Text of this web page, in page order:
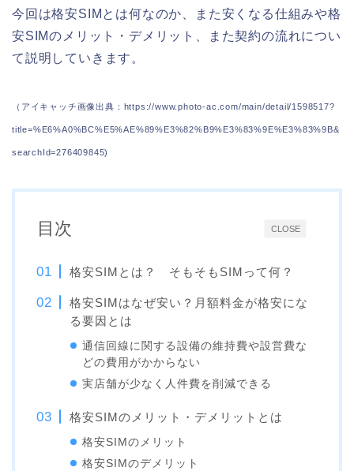
今回は格安SIMとは何なのか、また安くなる仕組みや格
安SIMのメリット・デメリット、また契約の流れについ
て説明していきます。
（アイキャッチ画像出典：https://www.photo-ac.com/main/detail/1598517?
title=%E6%A0%BC%E5%AE%89%E3%82%B9%E3%83%9E%E3%83%9B&
searchId=276409845)
CLOSE
目次
格安SIMとは？ そもそもSIMって何？
格安SIMはなぜ安い？月額料金が格安にな
る要因とは
通信回線に関する設備の維持費や設営費な
どの費用がかからない
実店舗が少なく人件費を削減できる
格安SIMのメリット・デメリットとは
格安SIMのメリット
格安SIMのデメリット